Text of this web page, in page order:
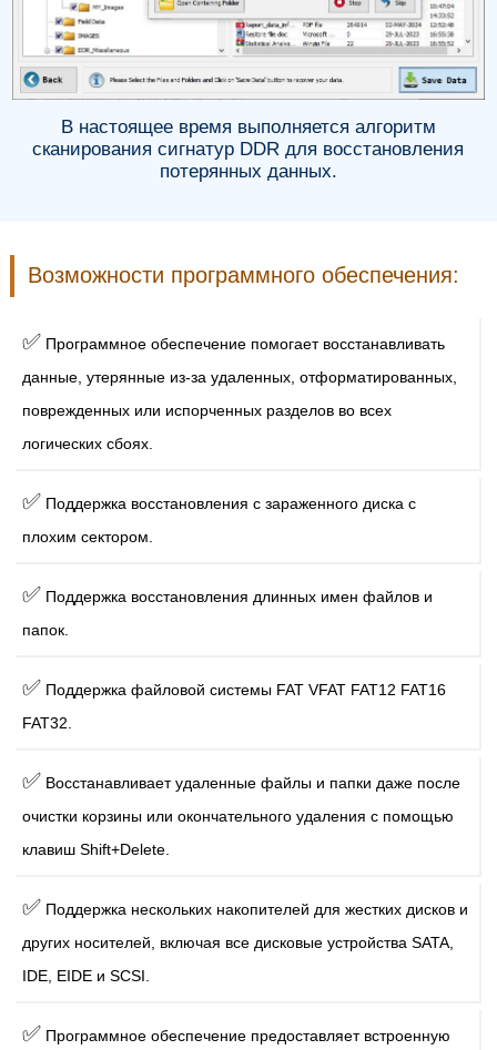
В настоящее время выполняется алгоритм
сканирования сигнатур DDR для восстановления
потерянных данных.
Возможности программного обеспечения:
✅ Программное обеспечение помогает восстанавливать
данные, утерянные из-за удаленных, отформатированных,
поврежденных или испорченных разделов во всех
логических сбоях.
✅ Поддержка восстановления с зараженного диска с
плохим сектором.
✅ Поддержка восстановления длинных имен файлов и
папок.
✅ Поддержка файловой системы FAT VFAT FAT12 FAT16
FAT32.
✅ Восстанавливает удаленные файлы и папки даже после
очистки корзины или окончательного удаления с помощью
клавиш Shift+Delete.
✅ Поддержка нескольких накопителей для жестких дисков и
других носителей, включая все дисковые устройства SATA,
IDE, EIDE и SCSI.
✅ Программное обеспечение предоставляет встроенную